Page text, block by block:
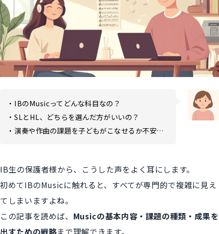
・IBのMusicってどんな科目なの？
・SLとHL、どちらを選んだ方がいいの？
・演奏や作曲の課題を子どもがこなせるか不安…
IB生の保護者様から、こうした声をよく耳にします。
初めてIBのMusicに触れると、すべてが専門的で複雑に見え
てしまいますよね。
この記事を読めば、 Musicの基本内容・課題の種類・成果を